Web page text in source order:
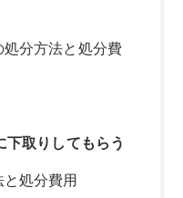
分方法と処分費
取りしてもらう
処分費用